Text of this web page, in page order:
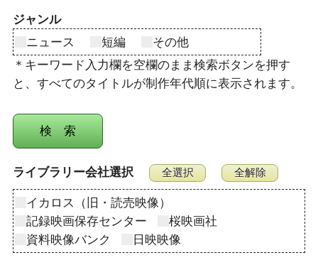
ジャンル
ニュース
短編
その他
＊キーワード入力欄を空欄のまま検索ボタンを押す
と、すべてのタイトルが制作年代順に表示されます。
ライブラリー会社選択
イカロス（旧・読売映像）
記録映画保存センター
桜映画社
資料映像バンク
日映映像